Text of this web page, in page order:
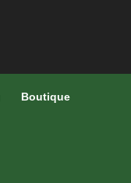
Boutique